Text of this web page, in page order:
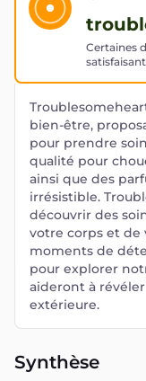
Certaines
bien-être,
pour prendre
qualité pour
ainsi que des
irrésistible.
découvrir des
votre corps et de
moments de
pour explorer
aideront à
extérieure.
Synthèse